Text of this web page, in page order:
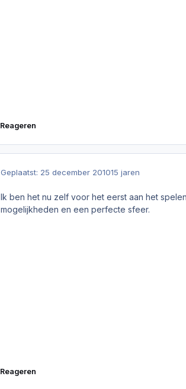
Reageren
Geplaatst: 25 december 201015 jaren
Ik ben het nu zelf voor het eerst aan het
mogelijkheden en een perfecte sfeer.
Reageren